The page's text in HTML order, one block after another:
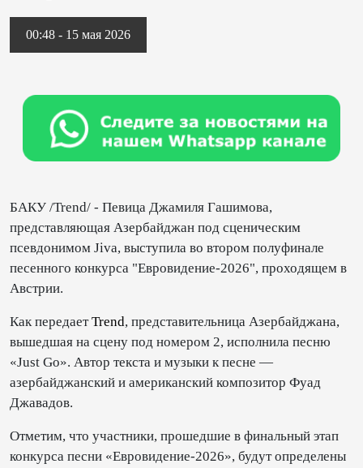
00:48 - 15 мая 2026
БАКУ /Trend/ - Певица Джамиля Гашимова,
представляющая Азербайджан под сценическим
псевдонимом Jiva, выступила во втором полуфинале
песенного конкурса "Евровидение-2026", проходящем в
Австрии.
Как передаетTrend, представительница Азербайджана,
вышедшая на сцену под номером 2, исполнила песню
«Just Go». Автор текста и музыки к песне —
азербайджанский и американский композитор Фуад
Джавадов.
Отметим, что участники, прошедшие в финальный этап
конкурса песни «Евровидение-2026», будут определены